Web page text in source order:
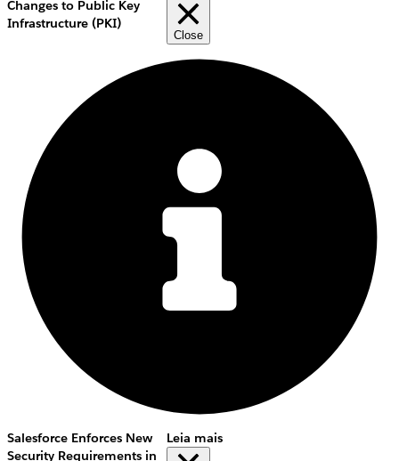
Changes to Public Key
Infrastructure (PKI)
Close
Salesforce Enforces New
Security Requirements in
Leia mais